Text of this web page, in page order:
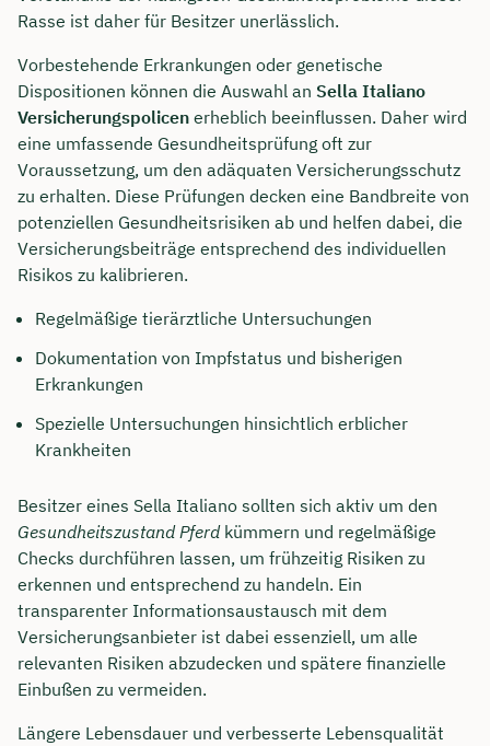
Rasse ist daher für Besitzer unerlässlich.
Vorbestehende Erkrankungen oder genetische
Dispositionen können die Auswahl an Sella Italiano
Versicherungspolicen erheblich beeinflussen. Daher wird
eine umfassende Gesundheitsprüfung oft zur
Voraussetzung, um den adäquaten Versicherungsschutz
zu erhalten. Diese Prüfungen decken eine Bandbreite von
potenziellen Gesundheitsrisiken ab und helfen dabei, die
Versicherungsbeiträge entsprechend des individuellen
Risikos zu kalibrieren.
Regelmäßige tierärztliche Untersuchungen
Dokumentation von Impfstatus und bisherigen
Erkrankungen
Spezielle Untersuchungen hinsichtlich erblicher
Krankheiten
Besitzer eines Sella Italiano sollten sich aktiv um den
Gesundheitszustand Pferdkümmern und regelmäßige
Checks durchführen lassen, um frühzeitig Risiken zu
erkennen und entsprechend zu handeln. Ein
transparenter Informationsaustausch mit dem
Versicherungsanbieter ist dabei essenziell, um alle
relevanten Risiken abzudecken und spätere finanzielle
Einbußen zu vermeiden.
Längere Lebensdauer und verbesserte Lebensqualität